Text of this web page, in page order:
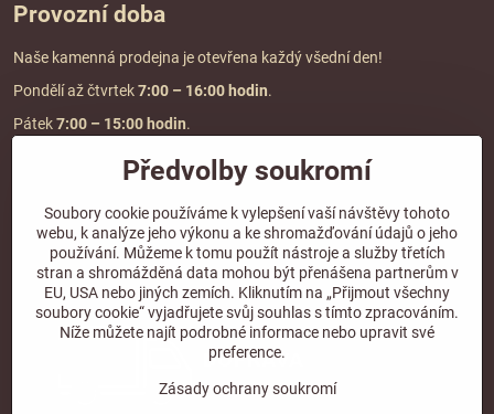
Provozní doba
Naše kamenná prodejna je otevřena každý všední den!
Pondělí až čtvrtek7:00 – 16:00 hodin.
Pátek7:00 – 15:00 hodin.
Doprava a platba
DOPRAVA ZDARMA
při objednávce nad2000 Kč vč. DPH.
*Nevztahuje se na paletovou přepravu.
Předvolby soukromí
Soubory cookie používáme k vylepšení vaší návštěvy tohoto
webu, k analýze jeho výkonu a ke shromažďování údajů o jeho
používání. Můžeme k tomu použít nástroje a služby třetích
stran a shromážděná data mohou být přenášena partnerům v
EU, USA nebo jiných zemích. Kliknutím na „Přijmout všechny
soubory cookie“ vyjadřujete svůj souhlas s tímto zpracováním.
Níže můžete najít podrobné informace nebo upravit své
preference.
Zásady ochrany soukromí